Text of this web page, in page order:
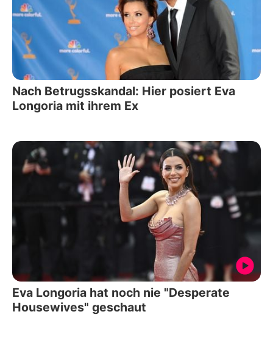
Nach Betrugsskandal: Hier posiert Eva
Longoria mit ihrem Ex
Eva Longoria hat noch nie "Desperate
Housewives" geschaut